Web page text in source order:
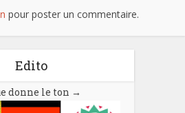
pour poster un commentaire.
Edito
donne le ton →